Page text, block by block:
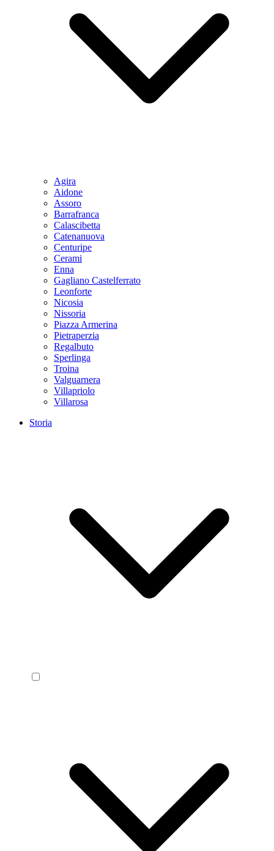
Agira
Aidone
Assoro
Barrafranca
Calascibetta
Catenanuova
Centuripe
Cerami
Enna
Gagliano Castelferrato
Leonforte
Nicosia
Nissoria
Piazza Armerina
Pietraperzia
Regalbuto
Sperlinga
Troina
Valguarnera
Villapriolo
Villarosa
Storia